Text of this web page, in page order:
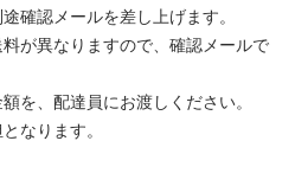
確認メールを差し上げます。
が異なりますので、確認メールで
を、配達員にお渡しください。
なります。